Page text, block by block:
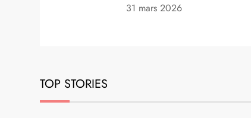
31 mars 2026
TOP STORIES